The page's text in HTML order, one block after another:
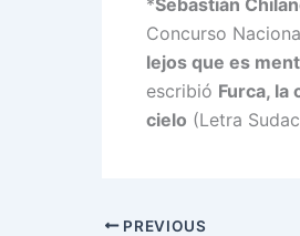
Concurso
lejos que es
escribió Furca, la
cielo (Letra
PREVIOUS